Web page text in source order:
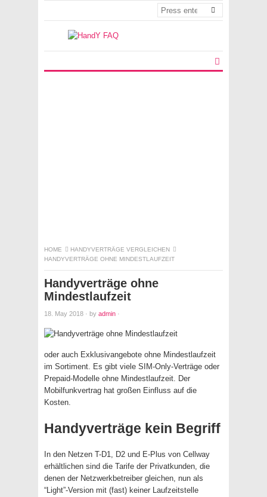
HOME
HANDYVERTRÄGE VERGLEICHEN
HANDYVERTRÄGE OHNE MINDESTLAUFZEIT
Handyverträge ohne
Mindestlaufzeit
18. May 2018 · by admin ·
oder auch Exklusivangebote ohne Mindestlaufzeit
im Sortiment. Es gibt viele SIM-Only-Verträge oder
Prepaid-Modelle ohne Mindestlaufzeit. Der
Mobilfunkvertrag hat großen Einfluss auf die
Kosten.
Handyverträge kein Begriff
In den Netzen T-D1, D2 und E-Plus von Cellway
erhältlichen sind die Tarife der Privatkunden, die
denen der Netzwerkbetreiber gleichen, nun als
“Light”-Version mit (fast) keiner Laufzeitstelle